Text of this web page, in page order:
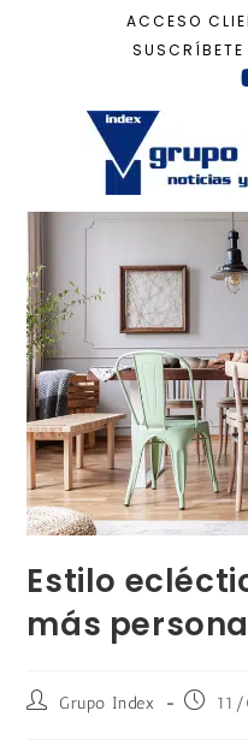
ACCESO
SUSCRÍBETE
Decoración
Estilo
más
Grupo Index